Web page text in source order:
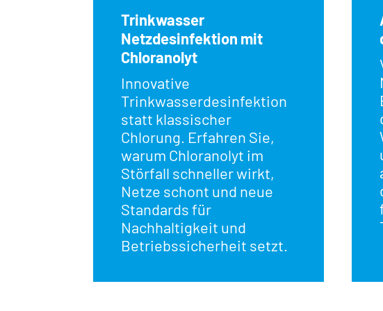
Trinkwasser
Netzdesinfektion mit
Chloranolyt
Innovative
Trinkwasserdesinfektion
statt klassischer
Chlorung. Erfahren Sie,
warum Chloranolyt im
Störfall schneller wirkt,
Netze schont und neue
Standards für
Nachhaltigkeit und
Betriebssicherheit setzt.